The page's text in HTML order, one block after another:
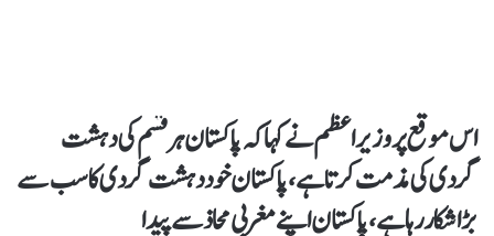
اس موقع پر وزیراعظم نےکہا کہ پاکستان ہرقسم کی دہشت
گردی کی مذمت کرتا ہے، پاکستان خود دہشت گردی کا سب سے
بڑا شکار رہا ہے، پاکستان اپنےمغربی محاذ سے پیدا